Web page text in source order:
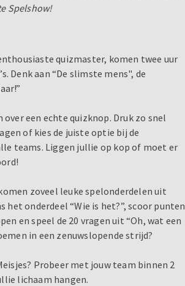
Spelshow!
quizmaster, komen twee uur
Denk aan “De slimste mens", de
een echte quizknop. Druk zo snel
of kies de juiste optie bij de
teams. Liggen jullie op kop of moet er
zoveel leuke spelonderdelen uit
onderdeel “Wie is het?”, scoor punten
en speel de 20 vragen uit “Oh, wat een
in een zenuwslopende strijd?
Probeer met jouw team binnen 2
lichaam hangen.